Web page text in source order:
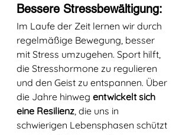
Bessere Stressbewältigung:
Im Laufe der Zeit lernen wir durch
regelmäßige Bewegung, besser
mit Stress umzugehen. Sport hilft,
die Stresshormone zu regulieren
und den Geist zu entspannen. Über
die Jahre hinweg entwickelt sich
eine Resilienz, die uns in
schwierigen Lebensphasen schützt